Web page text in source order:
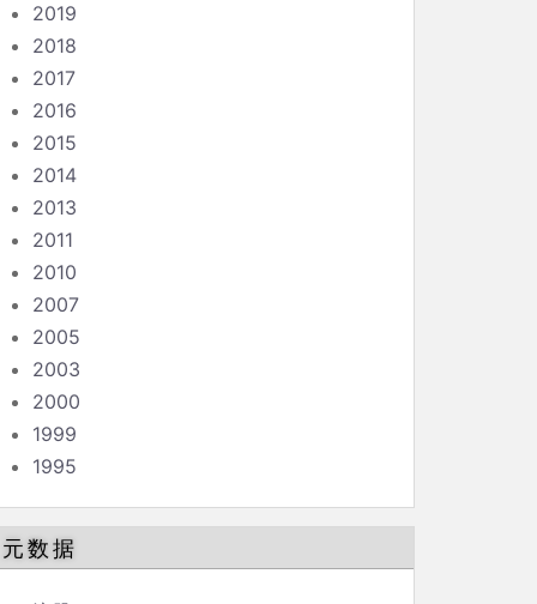
2019
2018
2017
2016
2015
2014
2013
2011
2010
2007
2005
2003
2000
1999
1995
元数据